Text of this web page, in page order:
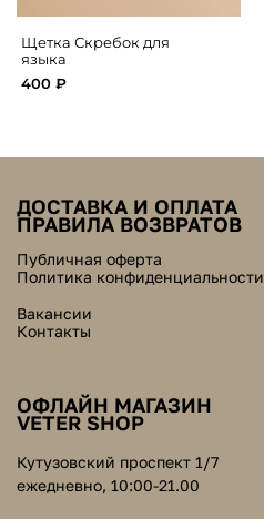
Щетка Скребок для
языка
400 ₽
ДОСТАВКА И ОПЛАТА
ПРАВИЛА ВОЗВРАТОВ
Публичная оферта
Политика конфиденциальности
Вакансии
Контакты
ОФЛАЙН МАГАЗИН
VETER SHOP
Кутузовский проспект 1/7
ежедневно, 10:00-21.00